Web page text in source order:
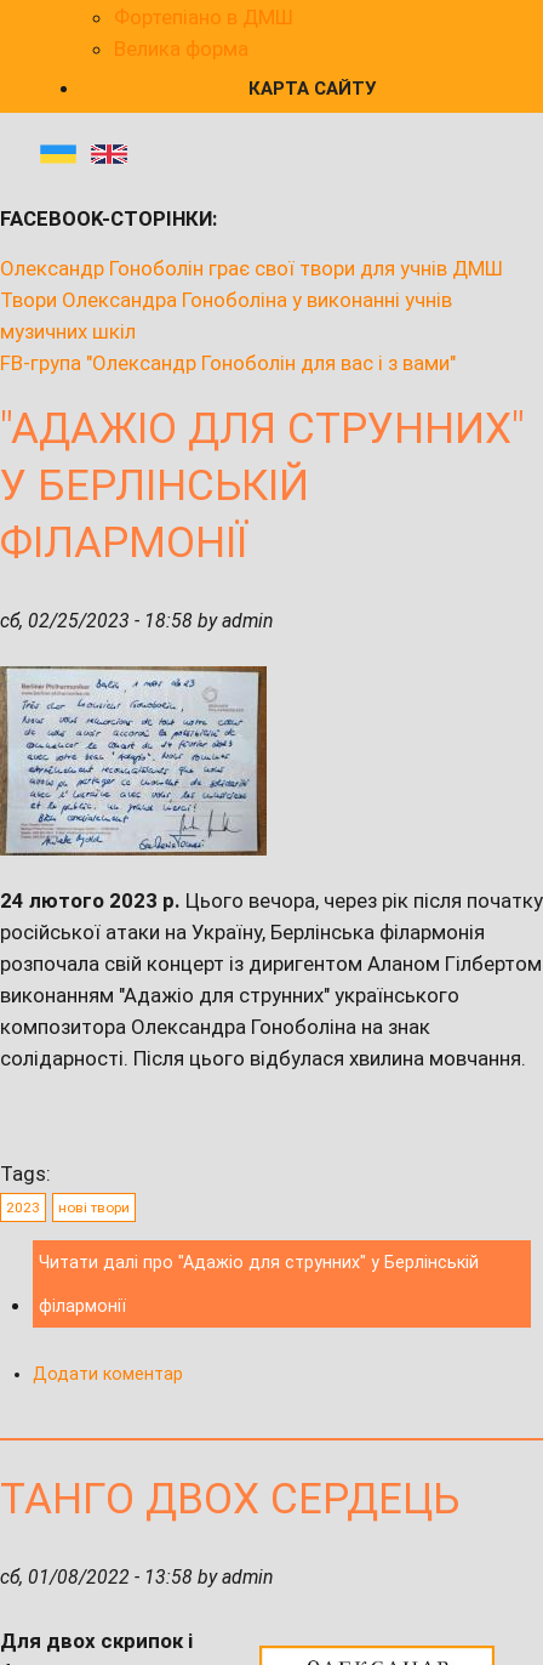
Фортепіано в ДМШ
Велика форма
КАРТА САЙТУ
FACEBOOK-СТОРІНКИ:
Олександр Гоноболін грає свої твори для учнів ДМШ
Твори Олександра Гоноболіна у виконанні учнів
музичних шкіл
FB-група "Олександр Гоноболін для вас і з вами"
"АДАЖІО ДЛЯ СТРУННИХ"
У БЕРЛІНСЬКІЙ
ФІЛАРМОНІЇ
сб, 02/25/2023 - 18:58 by admin
24 лютого 2023 р. Цього вечора, через рік після початку
російської атаки на Україну, Берлінська філармонія
розпочала свій концерт із диригентом Аланом Гілбертом
виконанням "Адажіо для струнних" українського
композитора Олександра Гоноболіна на знак
солідарності. Після цього відбулася хвилина мовчання.
Tags:
2023 нові твори
Читати далі про "Адажіо для струнних" у Берлінській
філармонії
Додати коментар
ТАНГО ДВОХ СЕРДЕЦЬ
сб, 01/08/2022 - 13:58 by admin
Для двох скрипок і